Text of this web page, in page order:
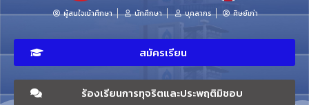
ผู้สนใจเข้าศึกษา นักศึกษา บุคลากร ศิษย์เก่า
สมัครเรียน
ร้องเรียนการทุจริตและประพฤติมิชอบ